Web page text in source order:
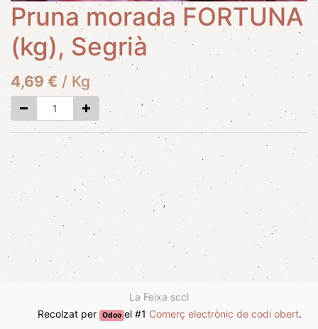
Pruna morada FORTUNA
(kg), Segrià
4,69 € / Kg
La Feixa sccl
Recolzat per
Odoo el #1 Comerç electrònic de codi obert.